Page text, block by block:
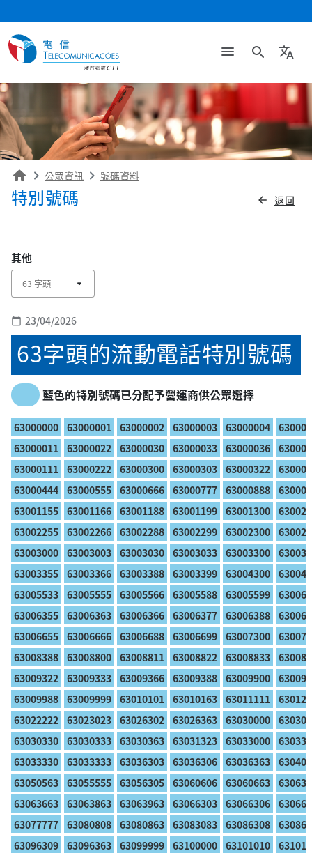
search translate
home 公眾資訊 號碼資料
特別號碼 arrow_back 返回
其他
63 字頭 arrow_drop_down
calendar_today 23/04/2026
63字頭的流動電話特別號碼
藍色的特別號碼已分配予營運商供公眾選擇
63000000 63000001 63000002 63000003 63000004
63000011 63000022 63000030 63000033 63000036
63000111 63000222 63000300 63000303 63000322
63000444 63000555 63000666 63000777 63000888
63001155 63001166 63001188 63001199 63001300
63002255 63002266 63002288 63002299 63002300
63003000 63003003 63003030 63003033 63003300
63003355 63003366 63003388 63003399 63004300
63005533 63005555 63005566 63005588 63005599
63006355 63006363 63006366 63006377 63006388
63006655 63006666 63006688 63006699 63007300
63008388 63008800 63008811 63008822 63008833
63009322 63009333 63009366 63009388 63009900
63009988 63009999 63010101 63010163 63011111
63022222 63023023 63026302 63026363 63030000
63030330 63030333 63030363 63031323 63033000
63033330 63033333 63036303 63036306 63036363
63050563 63055555 63056305 63060606 63060663
63063663 63063863 63063963 63066303 63066306
63077777 63080808 63080863 63083083 63086308
63096309 63096363 63099999 63100000 63101010